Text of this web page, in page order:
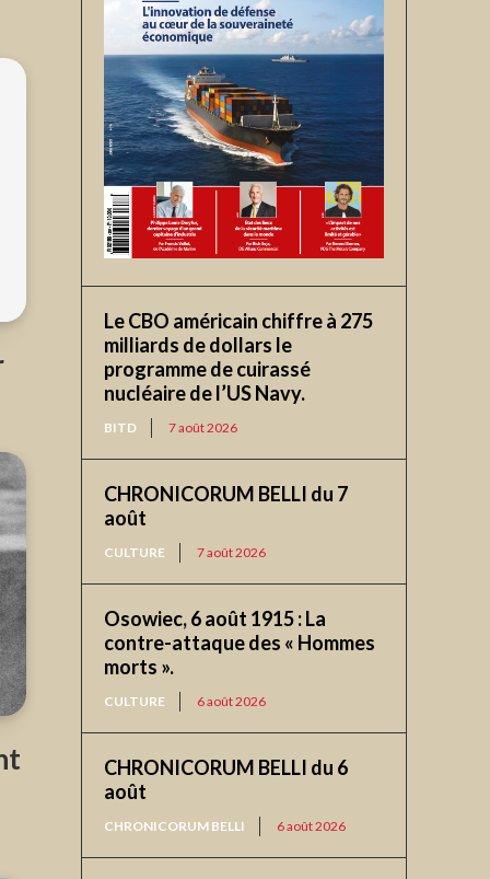
Le CBO américain chiffre à 275
milliards de dollars le
programme de cuirassé
nucléaire de l’US Navy.
BITD 7 août 2026
CHRONICORUM BELLI du 7
août
CULTURE 7 août 2026
Osowiec, 6 août 1915 : La
contre-attaque des « Hommes
morts ».
CULTURE 6 août 2026
CHRONICORUM BELLI du 6
août
CHRONICORUM BELLI 6 août 2026